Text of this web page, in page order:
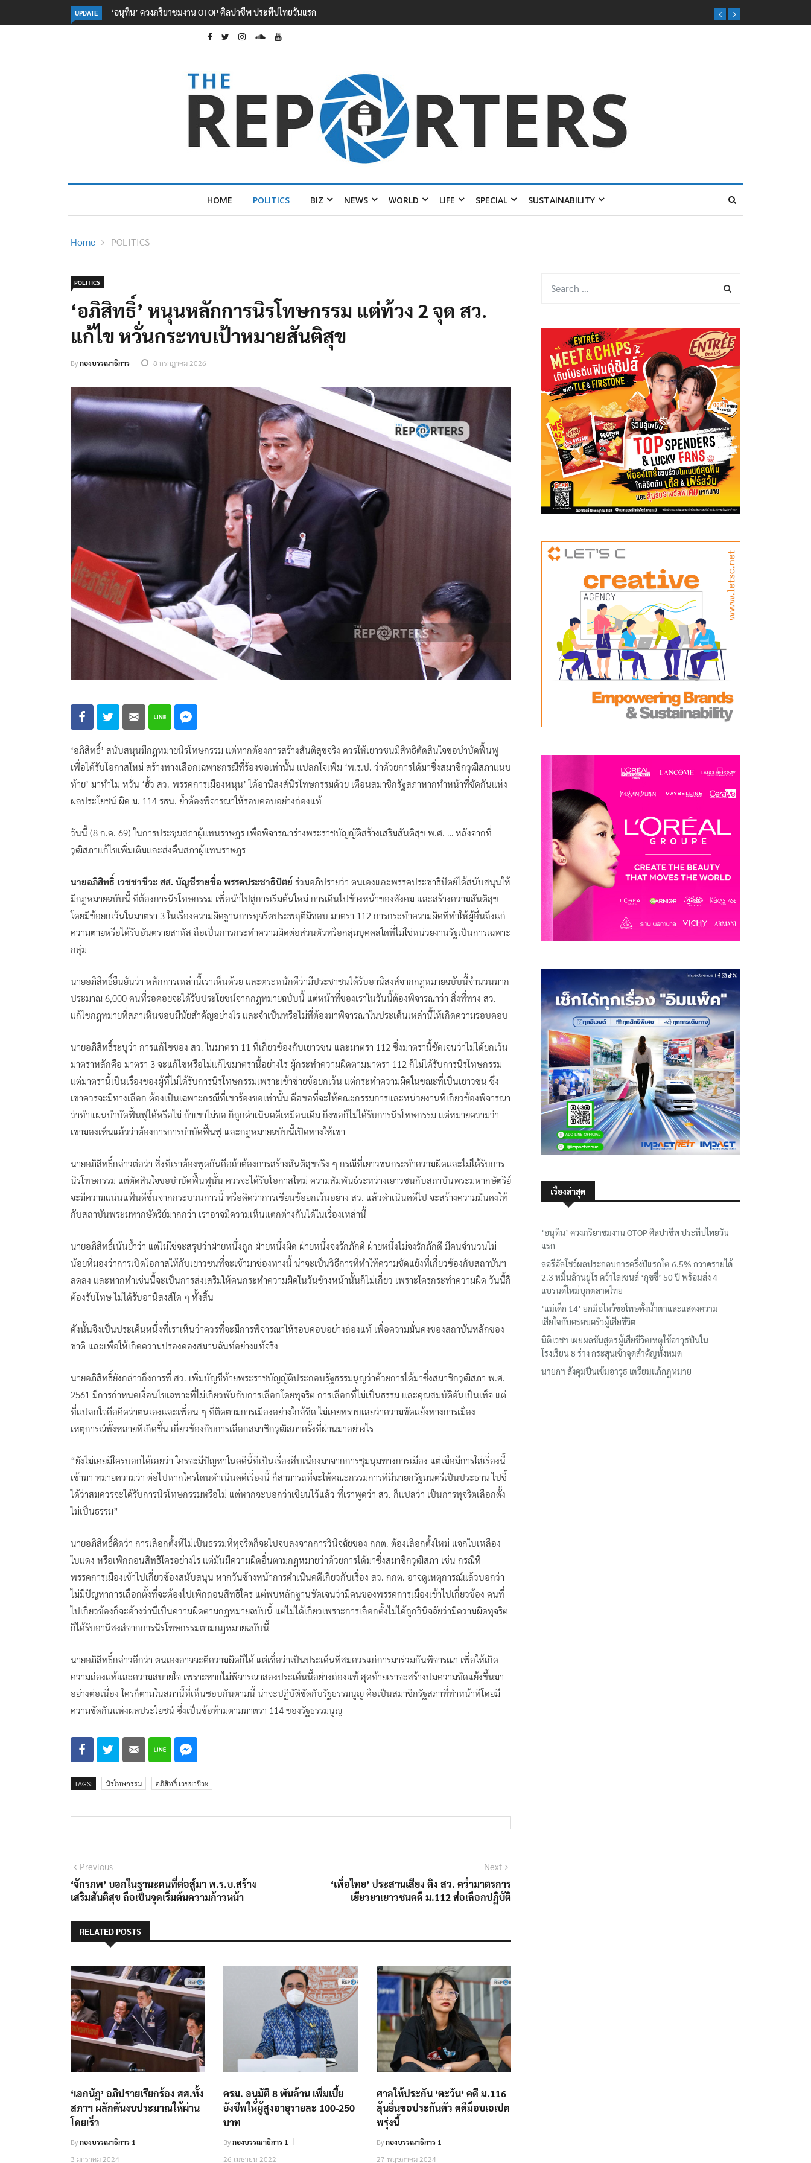
UPDATE ลอรีอัลโชว์ผลประกอบการครึ่งปีแรกโต 6.5% กวาดรายได้ 2.3 หมื่นล้านยูโร คว้าไลเซนส์ ‘กุชชี่’ 50 ปี พร้อมส่ง 4 แบรนด์ใหม่บุกตลาดไทย
HOME POLITICS BIZ NEWS WORLD LIFE SPECIAL SUSTAINABILITY
Home POLITICS
POLITICS
‘อภิสิทธิ์’ หนุนหลักการนิรโทษกรรม แต่ท้วง 2 จุด สว.
แก้ไข หวั่นกระทบเป้าหมายสันติสุข
Byกองบรรณาธิการ 8 กรกฎาคม 2026
‘อภิสิทธิ์’ สนับสนุนมีกฎหมายนิรโทษกรรม แต่หากต้องการสร้างสันติสุขจริง ควรให้เยาวชนมีสิทธิตัดสินใจขอบำบัดฟื้นฟู
เพื่อได้รับโอกาสใหม่ สร้างทางเลือกเฉพาะกรณีที่ร้องขอเท่านั้น แปลกใจเพิ่ม ‘พ.ร.ป. ว่าด้วยการได้มาซึ่งสมาชิกวุฒิสภาแนบ
ท้าย’ มาทำไม หวั่น ‘ฮั้ว สว.-พรรคการเมืองหนุน’ ได้อานิสงส์นิรโทษกรรมด้วย เตือนสมาชิกรัฐสภาหากทำหน้าที่ขัดกันแห่ง
ผลประโยชน์ ผิด ม. 114 รธน. ย้ำต้องพิจารณาให้รอบคอบอย่างถ่องแท้
วันนี้ (8 ก.ค. 69) ในการประชุมสภาผู้แทนราษฎร เพื่อพิจารณาร่างพระราชบัญญัติสร้างเสริมสันติสุข พ.ศ. … หลังจากที่
วุฒิสภาแก้ไขเพิ่มเติมและส่งคืนสภาผู้แทนราษฎร
นายอภิสิทธิ์ เวชชาชีวะ สส. บัญชีรายชื่อ พรรคประชาธิปัตย์ ร่วมอภิปรายว่า ตนเองและพรรคประชาธิปัตย์ได้สนับสนุนให้
มีกฎหมายฉบับนี้ ที่ต้องการนิรโทษกรรม เพื่อนำไปสู่การเริ่มต้นใหม่ การเดินไปข้างหน้าของสังคม และสร้างความสันติสุข
โดยมีข้อยกเว้นในมาตรา 3 ในเรื่องความผิดฐานการทุจริตประพฤติมิชอบ มาตรา 112 การกระทำความผิดที่ทำให้ผู้อื่นถึงแก่
ความตายหรือได้รับอันตรายสาหัส ถือเป็นการกระทำความผิดต่อส่วนตัวหรือกลุ่มบุคคลใดที่ไม่ใช่หน่วยงานรัฐเป็นการเฉพาะ
กลุ่ม
นายอภิสิทธิ์ยืนยันว่า หลักการเหล่านี้เราเห็นด้วย และตระหนักดีว่ามีประชาชนได้รับอานิสงส์จากกฎหมายฉบับนี้จำนวนมาก
ประมาณ 6,000 คนที่รอคอยจะได้รับประโยชน์จากกฎหมายฉบับนี้ แต่หน้าที่ของเราในวันนี้ต้องพิจารณาว่า สิ่งที่ทาง สว.
แก้ไขกฎหมายที่สภาเห็นชอบมีนัยสำคัญอย่างไร และจำเป็นหรือไม่ที่ต้องมาพิจารณาในประเด็นเหล่านี้ให้เกิดความรอบคอบ
นายอภิสิทธิ์ระบุว่า การแก้ไขของ สว. ในมาตรา 11 ที่เกี่ยวข้องกับเยาวชน และมาตรา 112 ซึ่งมาตรานี้ชัดเจนว่าไม่ได้ยกเว้น
มาตราหลักคือ มาตรา 3 จะแก้ไขหรือไม่แก้ไขมาตรานี้อย่างไร ผู้กระทำความผิดตามมาตรา 112 ก็ไม่ได้รับการนิรโทษกรรม
แต่มาตรานี้เป็นเรื่องของผู้ที่ไม่ได้รับการนิรโทษกรรมเพราะเข้าข่ายข้อยกเว้น แต่กระทำความผิดในขณะที่เป็นเยาวชน ซึ่ง
เขาควรจะมีทางเลือก ต้องเป็นเฉพาะกรณีที่เขาร้องขอเท่านั้น คือขอที่จะให้คณะกรรมการและหน่วยงานที่เกี่ยวข้องพิจารณา
ว่าทำแผนบำบัดฟื้นฟูได้หรือไม่ ถ้าเขาไม่ขอ ก็ถูกดำเนินคดีเหมือนเดิม ถึงขอก็ไม่ได้รับการนิรโทษกรรม แต่หมายความว่า
เขามองเห็นแล้วว่าต้องการการบำบัดฟื้นฟู และกฎหมายฉบับนี้เปิดทางให้เขา
นายอภิสิทธิ์กล่าวต่อว่า สิ่งที่เราต้องพูดกันคือถ้าต้องการสร้างสันติสุขจริง ๆ กรณีที่เยาวชนกระทำความผิดและไม่ได้รับการ
นิรโทษกรรม แต่ตัดสินใจขอบำบัดฟื้นฟูนั้น ควรจะได้รับโอกาสใหม่ ความสัมพันธ์ระหว่างเยาวชนกับสถาบันพระมหากษัตริย์
จะมีความแน่นแฟ้นดีขึ้นจากกระบวนการนี้ หรือคิดว่าการเขียนข้อยกเว้นอย่าง สว. แล้วดำเนินคดีไป จะสร้างความมั่นคงให้
กับสถาบันพระมหากษัตริย์มากกว่า เราอาจมีความเห็นแตกต่างกันได้ในเรื่องเหล่านี้
นายอภิสิทธิ์เน้นย้ำว่า แต่ไม่ใช่จะสรุปว่าฝ่ายหนึ่งถูก ฝ่ายหนึ่งผิด ฝ่ายหนึ่งจงรักภักดี ฝ่ายหนึ่งไม่จงรักภักดี มีคนจำนวนไม่
น้อยที่มองว่าการเปิดโอกาสให้กับเยาวชนที่จะเข้ามาช่องทางนี้ น่าจะเป็นวิธีการที่ทำให้ความขัดแย้งที่เกี่ยวข้องกับสถาบันฯ
ลดลง และหากทำเช่นนี้จะเป็นการส่งเสริมให้คนกระทำความผิดในวันข้างหน้านั้นก็ไม่เกี่ยว เพราะใครกระทำความผิด วันนี้ก็
ต้องรับโทษ ไม่ได้รับอานิสงส์ใด ๆ ทั้งสิ้น
ดังนั้นจึงเป็นประเด็นหนึ่งที่เราเห็นว่าควรที่จะมีการพิจารณาให้รอบคอบอย่างถ่องแท้ เพื่อความมั่นคงของสถาบันหลักของ
ชาติ และเพื่อให้เกิดความปรองดองสมานฉันท์อย่างแท้จริง
นายอภิสิทธิ์ยังกล่าวถึงการที่ สว. เพิ่มบัญชีท้ายพระราชบัญญัติประกอบรัฐธรรมนูญว่าด้วยการได้มาซึ่งสมาชิกวุฒิสภา พ.ศ.
2561 มีการกำหนดเงื่อนไขเฉพาะที่ไม่เกี่ยวพันกับการเลือกโดยทุจริต การเลือกที่ไม่เป็นธรรม และคุณสมบัติอันเป็นเท็จ แต่
ที่แปลกใจคือคิดว่าตนเองและเพื่อน ๆ ที่ติดตามการเมืองอย่างใกล้ชิด ไม่เคยทราบเลยว่าความขัดแย้งทางการเมือง
เหตุการณ์ทั้งหลายที่เกิดขึ้น เกี่ยวข้องกับการเลือกสมาชิกวุฒิสภาครั้งที่ผ่านมาอย่างไร
“ยังไม่เคยมีใครบอกได้เลยว่า ใครจะมีปัญหาในคดีนี้ที่เป็นเรื่องสืบเนื่องมาจากการชุมนุมทางการเมือง แต่เมื่อมีการใส่เรื่องนี้
เข้ามา หมายความว่า ต่อไปหากใครโดนดำเนินคดีเรื่องนี้ ก็สามารถที่จะให้คณะกรรมการที่มีนายกรัฐมนตรีเป็นประธาน ไปชี้
ได้ว่าสมควรจะได้รับการนิรโทษกรรมหรือไม่ แต่หากจะบอกว่าเขียนไว้แล้ว ที่เราพูดว่า สว. ก็แปลว่า เป็นการทุจริตเลือกตั้ง
ไม่เป็นธรรม”
นายอภิสิทธิ์คิดว่า การเลือกตั้งที่ไม่เป็นธรรมที่ทุจริตก็จะไปจบลงจากการวินิจฉัยของ กกต. ต้องเลือกตั้งใหม่ แจกใบเหลือง
ใบแดง หรือเพิกถอนสิทธิใครอย่างไร แต่มันมีความผิดอื่นตามกฎหมายว่าด้วยการได้มาซึ่งสมาชิกวุฒิสภา เช่น กรณีที่
พรรคการเมืองเข้าไปเกี่ยวข้องสนับสนุน หากวันข้างหน้าการดำเนินคดีเกี่ยวกับเรื่อง สว. กกต. อาจดูเหตุการณ์แล้วบอกว่า
ไม่มีปัญหาการเลือกตั้งที่จะต้องไปเพิกถอนสิทธิใคร แต่พบหลักฐานชัดเจนว่ามีคนของพรรคการเมืองเข้าไปเกี่ยวข้อง คนที่
ไปเกี่ยวข้องก็จะอ้างว่านี่เป็นความผิดตามกฎหมายฉบับนี้ แต่ไม่ได้เกี่ยวเพราะการเลือกตั้งไม่ได้ถูกวินิจฉัยว่ามีความผิดทุจริต
ก็ได้รับอานิสงส์จากการนิรโทษกรรมตามกฎหมายฉบับนี้
นายอภิสิทธิ์กล่าวอีกว่า ตนเองอาจจะตีความผิดก็ได้ แต่เชื่อว่าเป็นประเด็นที่สมควรแก่การมาร่วมกันพิจารณา เพื่อให้เกิด
ความถ่องแท้และความสบายใจ เพราะหากไม่พิจารณาสองประเด็นนี้อย่างถ่องแท้ สุดท้ายเราจะสร้างปมความขัดแย้งขึ้นมา
อย่างต่อเนื่อง ใครก็ตามในสภานี้ที่เห็นชอบกันตามนี้ น่าจะปฏิบัติขัดกับรัฐธรรมนูญ คือเป็นสมาชิกรัฐสภาที่ทำหน้าที่โดยมี
ความขัดกันแห่งผลประโยชน์ ซึ่งเป็นข้อห้ามตามมาตรา 114 ของรัฐธรรมนูญ
TAGS: นิรโทษกรรม อภิสิทธิ์ เวชชาชีวะ
แนะแนว
เรื่อง
PreviousPrevious
post:
‘จักรภพ’ บอกในฐานะคนที่ต่อสู้มา พ.ร.บ.สร้าง
เสริมสันติสุข ถือเป็นจุดเริ่มต้นความก้าวหน้า
Next
post:
‘เพื่อไทย’ ประสานเสียง ติง สว. คว่ำมาตรการ
เยียวยาเยาวชนคดี ม.112 ส่อเลือกปฏิบัติ
RELATED POSTS
‘เอกนัฏ’ อภิปรายเรียกร้อง สส.ทั้ง
สภาฯ ผลักดันงบประมาณให้ผ่าน
โดยเร็ว
Byกองบรรณาธิการ 1
3 มกราคม 2024
ครม. อนุมัติ 8 พันล้าน เพิ่มเบี้ย
ยังชีพให้ผู้สูงอายุรายละ 100-250
บาท
Byกองบรรณาธิการ 1
26 เมษายน 2022
ศาลให้ประกัน ‘ตะวัน‘ คดี ม.116
ลุ้นยื่นขอประกันตัว คดีม็อบเอเปค
พรุ่งนี้
Byกองบรรณาธิการ 1
27 พฤษภาคม 2024
เรื่องล่าสุด
‘อนุทิน’ ควงภริยาชมงาน OTOP ศิลปาชีพ ประทีปไทยวัน
แรก
ลอรีอัลโชว์ผลประกอบการครึ่งปีแรกโต 6.5% กวาดรายได้
2.3 หมื่นล้านยูโร คว้าไลเซนส์ ‘กุชชี่’ 50 ปี พร้อมส่ง 4
แบรนด์ใหม่บุกตลาดไทย
‘แม่เด็ก 14’ ยกมือไหว้ขอโทษทั้งน้ำตาและแสดงความ
เสียใจกับครอบครัวผู้เสียชีวิต
นิติเวชฯ เผยผลชันสูตรผู้เสียชีวิตเหตุใช้อาวุธปืนใน
โรงเรียน 8 ร่าง กระสุนเข้าจุดสำคัญทั้งหมด
นายกฯ สั่งคุมปืนเข้มอาวุธ เตรียมแก้กฎหมาย